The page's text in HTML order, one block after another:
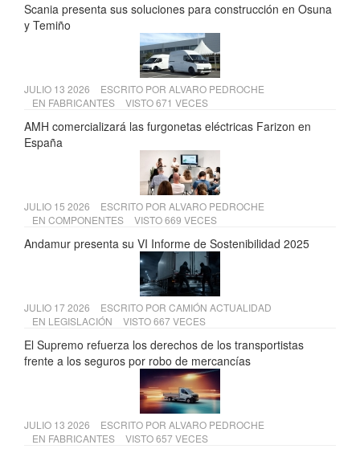
Scania presenta sus soluciones para construcción en Osuna
y Temiño
JULIO 13 2026 ESCRITO POR ALVARO PEDROCHE
EN FABRICANTES VISTO 671 VECES
AMH comercializará las furgonetas eléctricas Farizon en
España
JULIO 15 2026 ESCRITO POR ALVARO PEDROCHE
EN COMPONENTES VISTO 669 VECES
Andamur presenta su VI Informe de Sostenibilidad 2025
JULIO 17 2026 ESCRITO POR CAMIÓN ACTUALIDAD
EN LEGISLACIÓN VISTO 667 VECES
El Supremo refuerza los derechos de los transportistas
frente a los seguros por robo de mercancías
JULIO 13 2026 ESCRITO POR ALVARO PEDROCHE
EN FABRICANTES VISTO 657 VECES